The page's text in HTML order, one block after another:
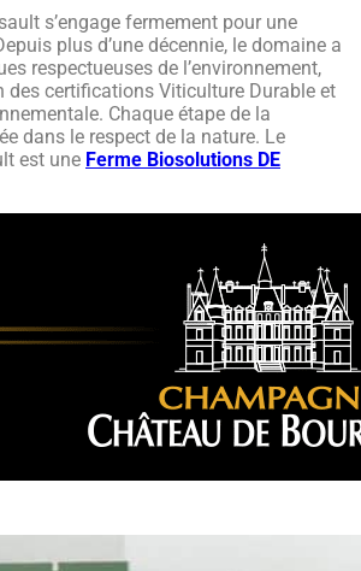
s’engage fermement pour une
plus d’une décennie, le domaine a
respectueuses de l’environnement,
des certifications Viticulture Durable et
Chaque étape de la
dans le respect de la nature. Le
est une Ferme Biosolutions DE